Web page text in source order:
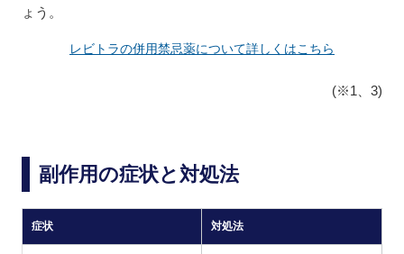
ょう。
レビトラの併用禁忌薬について詳しくはこちら
(※1、3)
副作用の症状と対処法
症状 対処法